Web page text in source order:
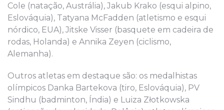
Cole (natação, Austrália), Jakub Krako (esqui alpino,
Eslováquia), Tatyana McFadden (atletismo e esqui
nórdico, EUA), Jitske Visser (basquete em cadeira de
rodas, Holanda) e Annika Zeyen (ciclismo,
Alemanha).
Outros atletas em destaque são: os medalhistas
olímpicos Danka Bartekova (tiro, Eslováquia), PV
Sindhu (badminton, Índia) e Luiza Złotkowska